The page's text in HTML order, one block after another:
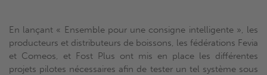
En lançant « Ensemble pour une consigne intelligente », les
producteurs et distributeurs de boissons, les fédérations Fevia
et Comeos, et Fost Plus ont mis en place les différentes
projets pilotes nécessaires afin de tester un tel système sous